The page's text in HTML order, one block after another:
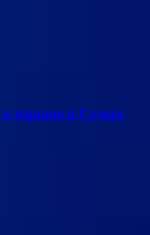
взрыве в Сумах